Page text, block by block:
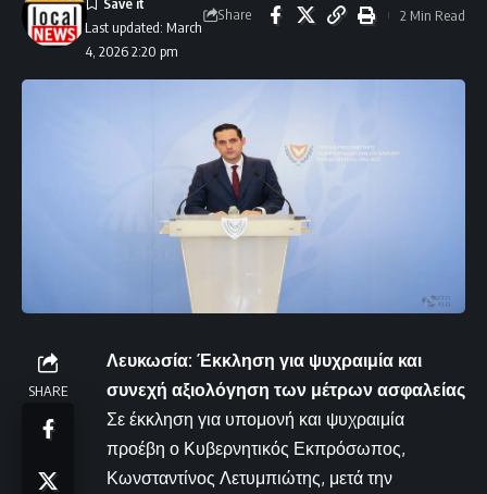
Last updated: March
4, 2026 2:20 pm
Share 2 Min Read
SHARE
Λευκωσία: Έκκληση για ψυχραιμία και
συνεχή αξιολόγηση των μέτρων ασφαλείας
Σε έκκληση για υπομονή και ψυχραιμία
προέβη ο Κυβερνητικός Εκπρόσωπος,
Κωνσταντίνος Λετυμπιώτης, μετά την